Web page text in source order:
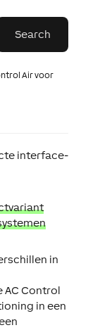
Air voor
interface-
in
AC Control
in een